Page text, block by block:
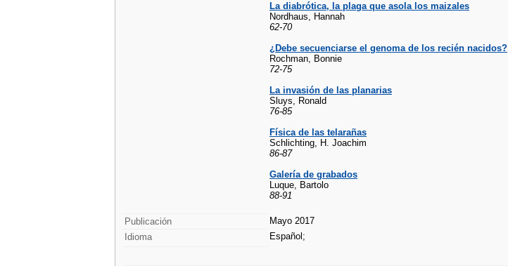
La diabrótica, la plaga que asola los maizales
Nordhaus, Hannah
62-70
¿Debe secuenciarse el genoma de los recién nacidos?
Rochman, Bonnie
72-75
La invasión de las planarias
Sluys, Ronald
76-85
Física de las telarañas
Schlichting, H. Joachim
86-87
Galería de grabados
Luque, Bartolo
88-91
Publicación
Mayo 2017
Idioma
Español;